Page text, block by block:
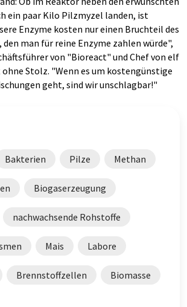
ein paar Kilo Pilzmyzel landen, ist
Enzyme kosten nur einen Bruchteil des
man für reine Enzyme zahlen würde",
von "Bioreact" und Chef von elf
Stolz. "Wenn es um kostengünstige
geht, sind wir unschlagbar!"
Bakterien Pilze Methan
Biogaserzeugung
nachwachsende Rohstoffe
Mais Labore
Brennstoffzellen Biomasse